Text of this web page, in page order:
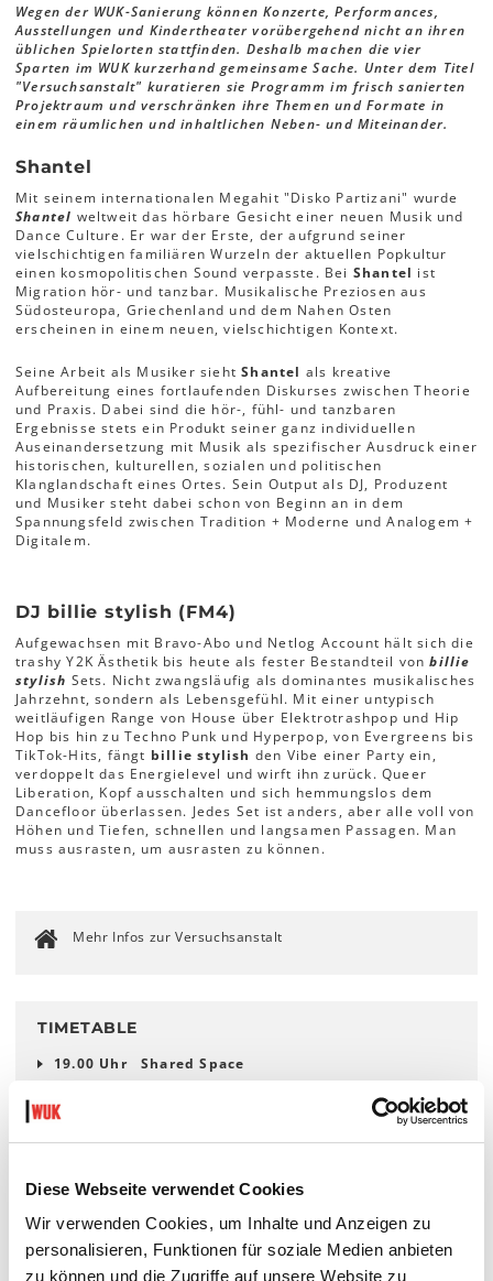
Diese Webseite verwendet Cookies
Wir verwenden Cookies, um Inhalte und Anzeigen zu
personalisieren, Funktionen für soziale Medien anbieten
zu können und die Zugriffe auf unsere Website zu
Wegen der WUK-Sanierung können Konzerte, Performances,
Ausstellungen und Kindertheater vorübergehend nicht an ihren
üblichen Spielorten stattfinden. Deshalb machen die vier
Sparten im WUK kurzerhand gemeinsame Sache. Unter dem Titel
"Versuchsanstalt" kuratieren sie Programm im frisch sanierten
Projektraum und verschränken ihre Themen und Formate in
einem räumlichen und inhaltlichen Neben- und Miteinander.
Shantel
Mit seinem internationalen Megahit "Disko Partizani" wurde
Shantel weltweit das hörbare Gesicht einer neuen Musik und
Dance Culture. Er war der Erste, der aufgrund seiner
vielschichtigen familiären Wurzeln der aktuellen Popkultur
einen kosmopolitischen Sound verpasste. Bei Shantel ist
Migration hör- und tanzbar. Musikalische Preziosen aus
Südosteuropa, Griechenland und dem Nahen Osten
erscheinen in einem neuen, vielschichtigen Kontext.
Seine Arbeit als Musiker siehtShantel als kreative
Aufbereitung eines fortlaufenden Diskurses zwischen Theorie
und Praxis. Dabei sind die hör-, fühl- und tanzbaren
Ergebnisse stets ein Produkt seiner ganz individuellen
Auseinandersetzung mit Musik als spezifischer Ausdruck einer
historischen, kulturellen, sozialen und politischen
Klanglandschaft eines Ortes. Sein Output als DJ, Produzent
und Musiker steht dabei schon von Beginn an in dem
Spannungsfeld zwischen Tradition + Moderne und Analogem +
Digitalem.
DJ billie stylish (FM4)
Aufgewachsen mit Bravo-Abo und Netlog Account hält sich die
trashy Y2K Ästhetik bis heute als fester Bestandteil vonbillie
stylish Sets. Nicht zwangsläufig als dominantes musikalisches
Jahrzehnt, sondern als Lebensgefühl. Mit einer untypisch
weitläufigen Range von House über Elektrotrashpop und Hip
Hop bis hin zu Techno Punk und Hyperpop, von Evergreens bis
TikTok-Hits, fängt billie stylish den Vibe einer Party ein,
verdoppelt das Energielevel und wirft ihn zurück. Queer
Liberation, Kopf ausschalten und sich hemmungslos dem
Dancefloor überlassen. Jedes Set ist anders, aber alle voll von
Höhen und Tiefen, schnellen und langsamen Passagen. Man
muss ausrasten, um ausrasten zu können.
Mehr Infos zur Versuchsanstalt
TIMETABLE
19.00 Uhr
Shared Space
20.30 Uhr
LINKS